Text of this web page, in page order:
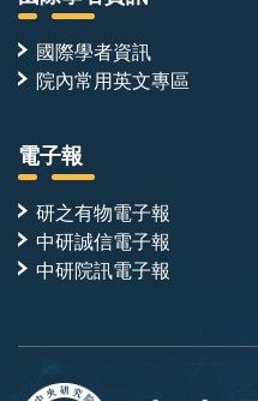
國際學者資訊
院內常用英文專區
電子報
研之有物電子報
中研誠信電子報
中研院訊電子報